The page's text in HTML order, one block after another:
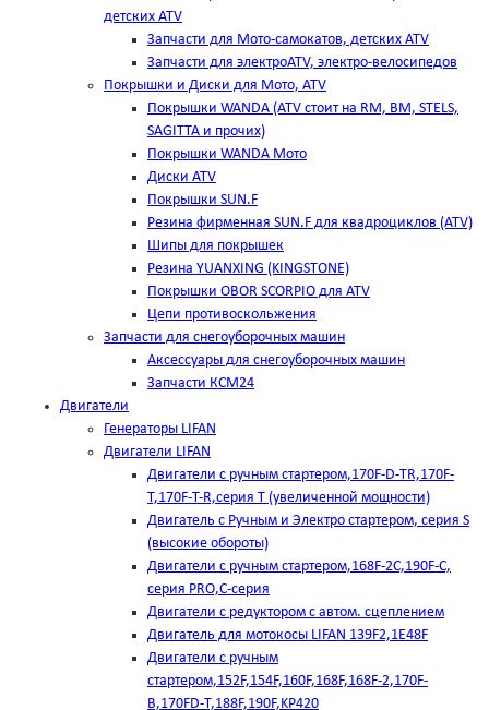
детских ATV
Запчасти для Мото-самокатов, детских ATV
Запчасти для электроATV, электро-велосипедов
Покрышки и Диски для Мото, ATV
Покрышки WANDA (АТV стоит на RM, BM, STELS,
SAGITTA и прочих)
Покрышки WANDA Мото
Диски ATV
Покрышки SUN.F
Резина фирменная SUN.F для квадроциклов (АТV)
Шипы для покрышек
Резина YUANXING (KINGSTONE)
Покрышки OBOR SCORPIO для ATV
Цепи противоскольжения
Запчасти для снегоуборочных машин
Аксессуары для снегоуборочных машин
Запчасти КСМ24
Двигатели
Генераторы LIFAN
Двигатели LIFAN
Двигатели с ручным стартером,170F-D-TR,170F-
T,170F-T-R,серия Т (увеличенной мощности)
Двигатель с Ручным и Электро стартером, серия S
(высокие обороты)
Двигатели с ручным стартером,168F-2C,190F-C,
серия PRO,C-серия
Двигатели с редуктором с автом. сцеплением
Двигатель для мотокосы LIFAN 139F2,1E48F
Двигатели с ручным
стартером,152F,154F,160F,168F,168F-2,170F-
B,170FD-T,188F,190F,KP420